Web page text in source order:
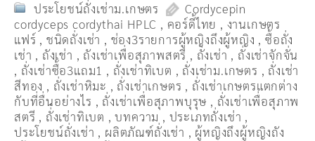
ประโยชน์ถั่งเช่าม.เกษตร
Cordycepin
cordyceps cordythai HPLC , คอร์ดี้ไทย , งานเกษตร
แฟร์ , ชนิดถั่งเช่า , ช่อง3รายการผู้หญิงถึงผู้หญิง ,ซื้อถั่ง
เช่า , ถังเช่า , ถังเช่าเพื่อสุภาพสตรี , ถั่งเช่า , ถั่งเช่าจักจั่น
, ถั่งเช่าซื้อ3แถม1 , ถั่งเช่าทิเบต , ถั่งเช่าม.เกษตร , ถั่งเช่า
สีทอง , ถั่งเช่าหิมะ , ถั่งเช่าเกษตร , ถั่งเช่าเกษตรแตกต่าง
กับที่อื่นอย่างไร , ถั่งเช่าเพื่อสุภาพบุรุษ , ถั่งเช่าเพื่อสุภาพ
สตรี , ถั่่งเช่าทิเบต ,บทความ , ประเภทถั่งเช่า ,
ประโยชน์ถั่งเช่า , ผลิตภัณฑ์ถั่งเช่า , ผู้หญิงถึงผู้หญิงถัง